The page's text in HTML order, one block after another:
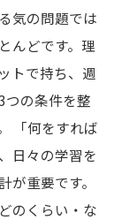
気の問題では
んどです。理
トで持ち、週
の条件を整
「何をすれば
日々の学習を
重要です。
のくらい・な